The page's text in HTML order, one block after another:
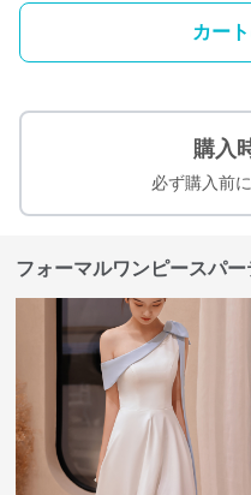
カー
購入
必ず購入前
フォーマルワンピースパ